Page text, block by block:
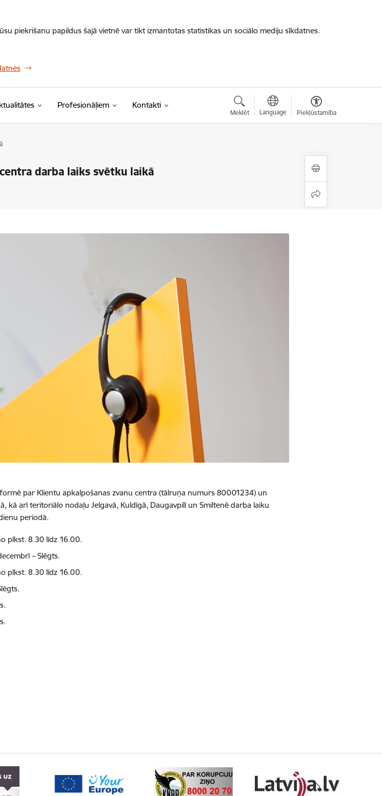
piekrišanu papildus šajā vietnē var tikt izmantotas statistikas un sociālo mediju sīkdatnes.
Profesionāļiem Kontakti
Meklēt Language Piekļūstamība
darba laiks svētku laikā
par Klientu apkalpošanas zvanu centra (tālruņa numurs 80001234) un
kā arī teritoriālo nodaļu Jelgavā, Kuldīgā, Daugavpilī un Smiltenē darba laiku
periodā.
plkst. 8.30 līdz 16.00.
– Slēgts.
plkst. 8.30 līdz 16.00.